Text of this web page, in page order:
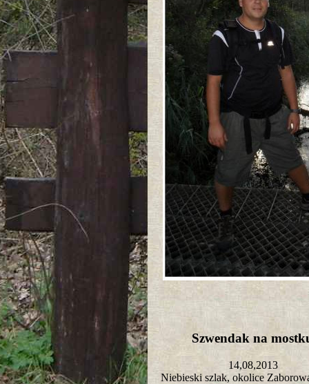
Szwendak na
14,08,2013
Niebieski szlak, okolice